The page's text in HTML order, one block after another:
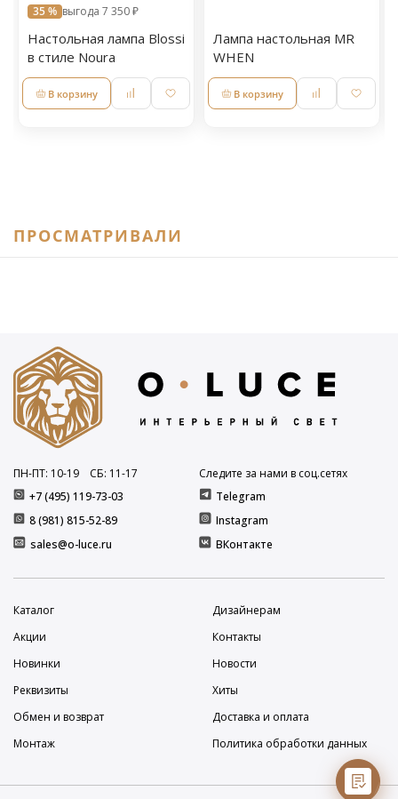
35 % выгода 7 350 ₽
Настольная лампа Blossi
в стиле Noura
В корзину
Лампа настольная MR
WHEN
В корзину
ПРОСМАТРИВАЛИ
+7 (495) 119-73-03
8 (981) 815-52-89
ПН-ПТ: 10-19 СБ: 11-17
sales@o-luce.ru
Следите за нами в соц.сетях
Telegram
Instagram
ВКонтакте
Каталог
Дизайнерам
Акции
Контакты
Новинки
Новости
Реквизиты
Хиты
Обмен и возврат
Доставка и оплата
Монтаж
Политика обработки данных